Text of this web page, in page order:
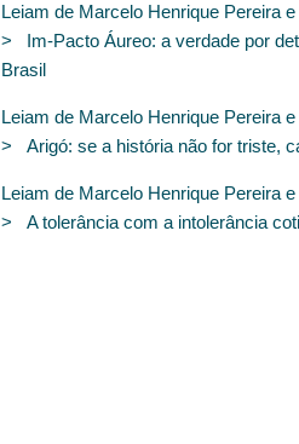
Leiam de Marcelo Henrique Pereira
> Im-Pacto Áureo: a verdade por
Brasil
Leiam de Marcelo Henrique Pereira
> Arigó: se a história não for triste,
Leiam de Marcelo Henrique Pereira
> A tolerância com a intolerância